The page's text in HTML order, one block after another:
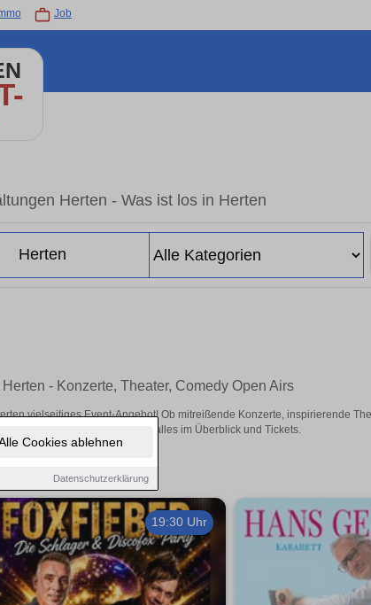
Cookies ablehnen
Datenschutzerklärung
Job
Herten - Was ist los in Herten
- Konzerte, Theater, Comedy Open Airs
vielseitiges Event-Angebot! Ob mitreißende Konzerte, inspirierende
in Herten – hier finden alles im Überblick und Tickets.
19:30 Uhr